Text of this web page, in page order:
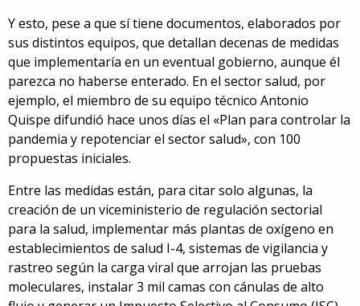
Y esto, pese a que sí tiene documentos, elaborados por
sus distintos equipos, que detallan decenas de medidas
que implementaría en un eventual gobierno, aunque él
parezca no haberse enterado. En el sector salud, por
ejemplo, el miembro de su equipo técnico Antonio
Quispe difundió hace unos días el «Plan para controlar la
pandemia y repotenciar el sector salud», con 100
propuestas iniciales.
Entre las medidas están, para citar solo algunas, la
creación de un viceministerio de regulación sectorial
para la salud, implementar más plantas de oxígeno en
establecimientos de salud I-4, sistemas de vigilancia y
rastreo según la carga viral que arrojan las pruebas
moleculares, instalar 3 mil camas con cánulas de alto